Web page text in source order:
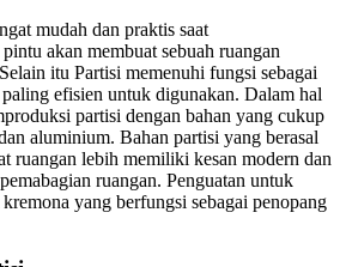
mudah dan praktis saat
akan membuat sebuah ruangan
itu Partisi memenuhi fungsi sebagai
efisien untuk digunakan. Dalam hal
partisi dengan bahan yang cukup
aluminium. Bahan partisi yang berasal
ruangan lebih memiliki kesan modern dan
ruangan. Penguatan untuk
yang berfungsi sebagai penopang